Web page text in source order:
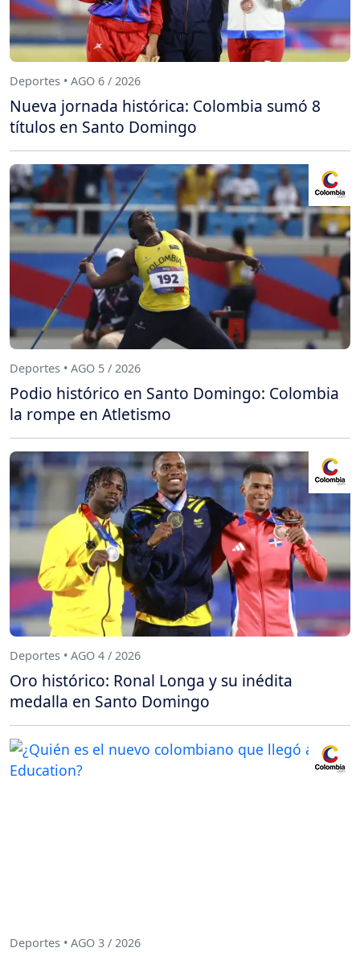
Deportes • AGO 6 / 2026
Nueva jornada histórica: Colombia sumó 8
títulos en Santo Domingo
Deportes • AGO 5 / 2026
Podio histórico en Santo Domingo: Colombia
la rompe en Atletismo
Deportes • AGO 4 / 2026
Oro histórico: Ronal Longa y su inédita
medalla en Santo Domingo
Deportes • AGO 3 / 2026